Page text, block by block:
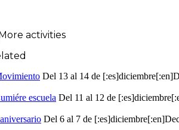
activities
Del 13 al 14 de
escuela Del 11 al 12 de
Del 6 al 7 de